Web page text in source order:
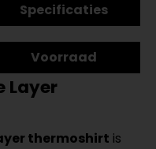
Specificaties
Voorraad
Layer
thermoshirt is